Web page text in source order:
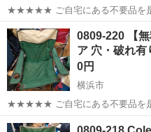
★★★★★ ご自宅にある不要品を是
みしませんか？ 家電、趣味・スポ
衣料服飾品、生活雑貨、家具、本
ち込めます！ ※詳細はこ...
神奈川 横浜市 ア
0809-220 【
ア 穴・破れ有
0円
横浜市
★★★★★ ご自宅にある不要品を是
みしませんか？ 家電、趣味・スポ
神奈川 横浜市